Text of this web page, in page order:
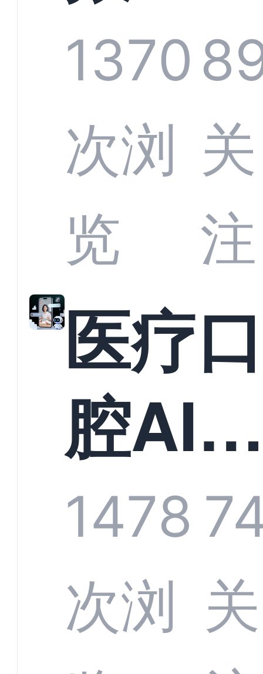
技何以
定义行
业标
准？
螂科技
CRM
何助力
教育机
构实现
规模化
增长与
1370
次浏
览
关
注
医疗口
腔AI
服系统
全渠道
1478
次浏
关